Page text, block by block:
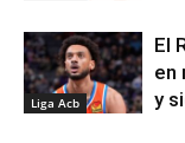
Liga Acb
El
en
y